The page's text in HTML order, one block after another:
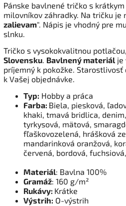
Pánske bavlnené tričko s
milovníkov záhradky. Na tričku je
zalievam". Nápis je vhodný pre
slnku.
Tričko s vysokokvalitnou
Slovensku. Bavlnený materiál je
príjemný k pokožke.
k Vašej objednávke.
Typ: Hobby a práca
Farba: Biela, piesková,
khaki, tmavá bridlica,
tyrkysová, mätová,
fľaškovozelená, hrášková
mandarinková oranžová,
červená, bordová,
Materiál: Bavlna 100%
Gramáž: 160 g/m²
Rukávy: Krátke
Výstrih: O-výstrih